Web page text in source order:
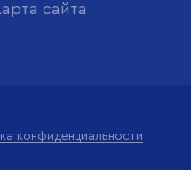
сайта
конфиденциальности